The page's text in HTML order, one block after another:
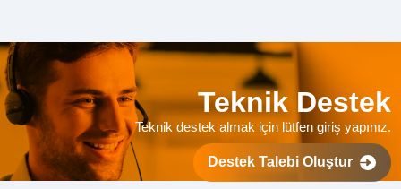
Teknik Destek
Teknik destek almak için lütfen giriş yapınız.
Destek Talebi Oluştur